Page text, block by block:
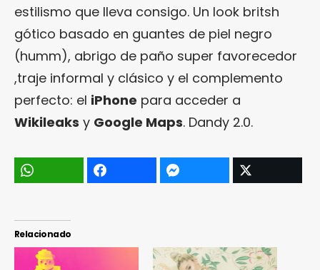
estilismo que lleva consigo. Un look britsh
gótico basado en guantes de piel negro
(humm), abrigo de paño super favorecedor
,traje informal y clásico y el complemento
perfecto: el iPhone para acceder a
Wikileaks y Google Maps. Dandy 2.0.
Relacionado